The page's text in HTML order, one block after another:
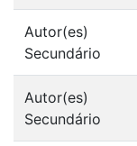
Autor(es)
Secundário
Autor(es)
Secundário